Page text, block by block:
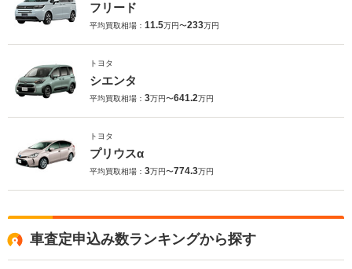
フリード
平均買取相場： 11.5万円〜233万円
トヨタ
シエンタ
平均買取相場： 3万円〜641.2万円
トヨタ
プリウスα
平均買取相場： 3万円〜774.3万円
車査定申込み数ランキングから探す